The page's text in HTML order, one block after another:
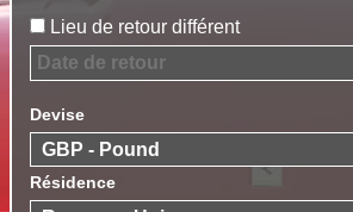
Lieu de retour différent
Devise
Résidence